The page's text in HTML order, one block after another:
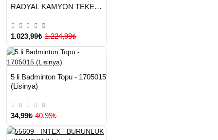
RADYAL KAMYON TEKERİ
1.023,99₺ 1.224,99₺
TESLİMAT
Çok Satılan Ürün
5 li Badminton Topu - 1705015
(Lisinya)
34,99₺ 40,99₺